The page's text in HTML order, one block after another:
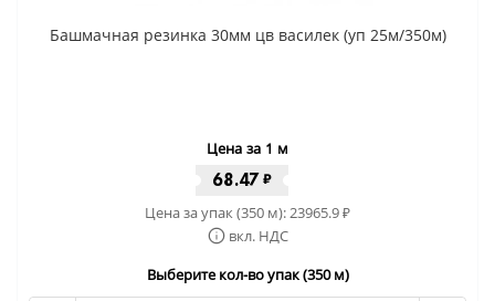
Башмачная резинка 30мм цв василек (уп 25м/350м)
Цена за 1 м
68.47₽
Цена за упак (350 м):23965.9₽
вкл. НДС
Выберите кол-во упак (350 м)